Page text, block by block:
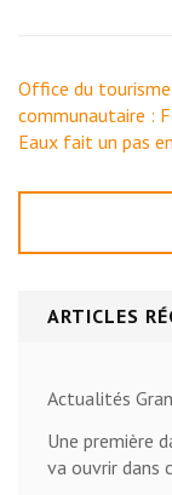
Navigation
de
l’article
Office du tourisme
communautaire :
Eaux fait un pas
ARTICLES
Actualités
Une première
va ouvrir dans